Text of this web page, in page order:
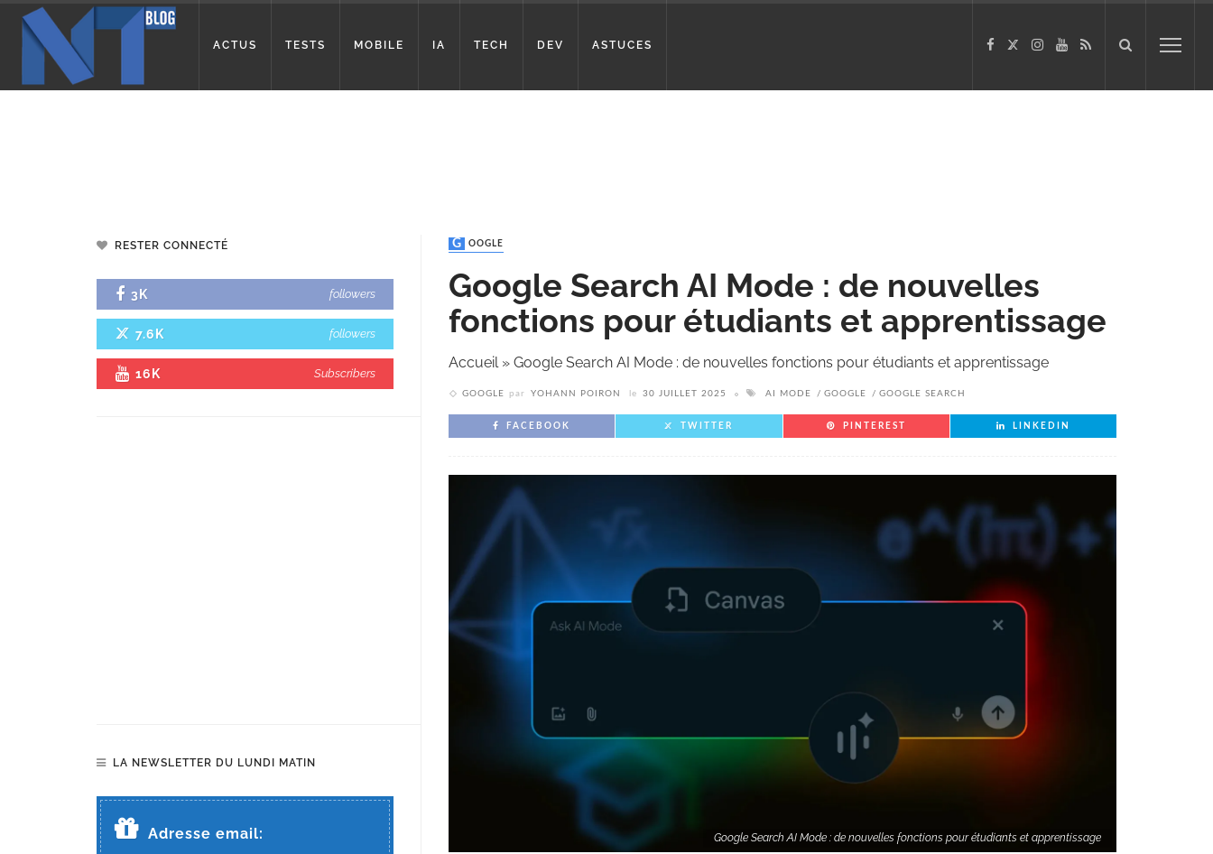
ACTUS TESTS MOBILE IA TECH DEV ASTUCES
GOOGLE
Google Search AI Mode : de nouvelles
fonctions pour étudiants et apprentissage
Accueil» Google Search AI Mode : de nouvelles fonctions pour étudiants et apprentissage
GOOGLE par YOHANN POIRON le 30 JUILLET 2025 AI MODE GOOGLE GOOGLE SEARCH
FACEBOOK TWITTER PINTEREST LINKEDIN
Google Search AI Mode : de nouvelles fonctions pour étudiants et apprentissage
RESTER CONNECTÉ
3K followers
7.6K followers
16K Subscribers
LA NEWSLETTER DU LUNDI MATIN
Adresse email: